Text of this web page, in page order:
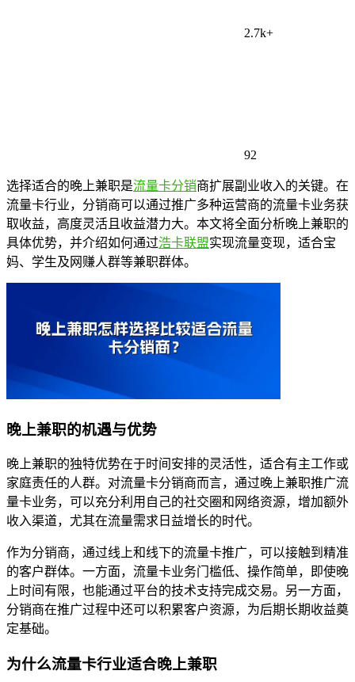
2.7k+
92
选择适合的晚上兼职是流量卡分销商扩展副业收入的关键。在
流量卡行业，分销商可以通过推广多种运营商的流量卡业务获
取收益，高度灵活且收益潜力大。本文将全面分析晚上兼职的
具体优势，并介绍如何通过浩卡联盟实现流量变现，适合宝
妈、学生及网赚人群等兼职群体。
晚上兼职的机遇与优势
晚上兼职的独特优势在于时间安排的灵活性，适合有主工作或
家庭责任的人群。对流量卡分销商而言，通过晚上兼职推广流
量卡业务，可以充分利用自己的社交圈和网络资源，增加额外
收入渠道，尤其在流量需求日益增长的时代。
作为分销商，通过线上和线下的流量卡推广，可以接触到精准
的客户群体。一方面，流量卡业务门槛低、操作简单，即使晚
上时间有限，也能通过平台的技术支持完成交易。另一方面，
分销商在推广过程中还可以积累客户资源，为后期长期收益奠
定基础。
为什么流量卡行业适合晚上兼职